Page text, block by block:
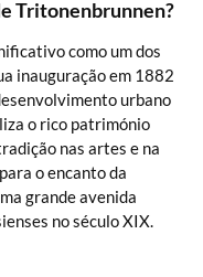
Tritonenbrunnen?
como um dos
inauguração em 1882
urbano
o rico património
nas artes e na
o encanto da
grande avenida
no século XIX.